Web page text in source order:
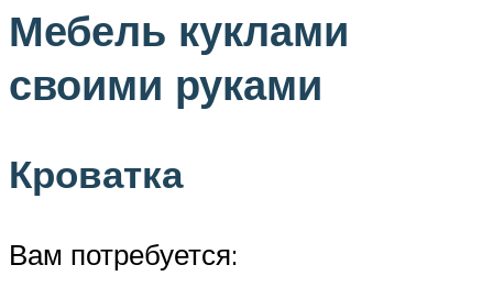
Мебель куклами
своими руками
Кроватка
Вам потребуется: